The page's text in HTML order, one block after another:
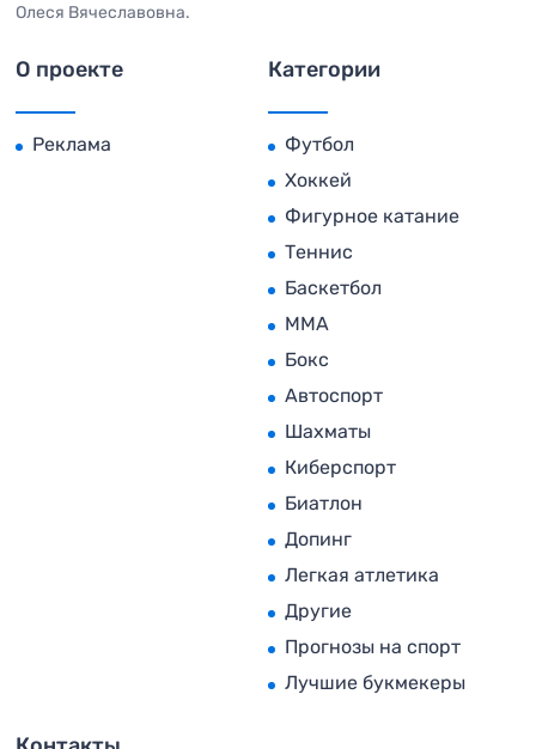
Олеся Вячеславовна.
О проекте
Реклама
Категории
Футбол
Хоккей
Фигурное катание
Теннис
Баскетбол
MMA
Бокс
Автоспорт
Шахматы
Киберспорт
Биатлон
Допинг
Легкая атлетика
Другие
Прогнозы на спорт
Лучшие букмекеры